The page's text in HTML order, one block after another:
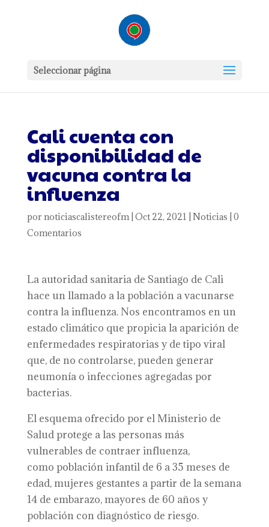
Seleccionar página
Cali cuenta con
disponibilidad de
vacuna contra la
influenza
por noticiascalistereofm| Oct 22, 2021 Noticias 0
Comentarios
La autoridad sanitaria de Santiago de Cali
hace un llamado a la población a vacunarse
contra la influenza. Nos encontramos en un
estado climático que propicia la aparición de
enfermedades respiratorias y de tipo viral
que, de no controlarse, pueden generar
neumonía o infecciones agregadas por
bacterias.
El esquema ofrecido por el Ministerio de
Salud protege a las personas más
vulnerables de contraer influenza,
como población infantil de 6 a 35 meses de
edad, mujeres gestantes a partir de la semana
14 de embarazo, mayores de 60 años y
población con diagnóstico de riesgo.